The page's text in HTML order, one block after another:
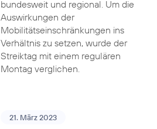
bundesweit und regional. Um die
Auswirkungen der
Mobilitätseinschränkungen ins
Verhältnis zu setzen, wurde der
Streiktag mit einem regulären
Montag verglichen.
21. März 2023